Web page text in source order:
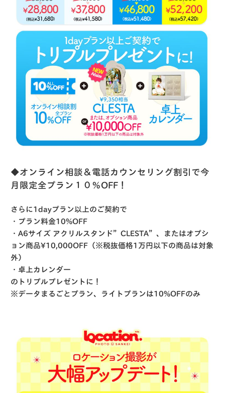
◆オンライン相談＆電話カウンセリング割引で今
月限定全プラン１０％OFF！
さらに1dayプラン以上のご契約で
・プラン料金10%OFF
・A6サイズ アクリルスタンド”CLESTA”、またはオプシ
ョン商品¥10,000OFF（※税抜価格1万円以下の商品は対象
外）
・卓上カレンダー
のトリプルプレゼントに！
※データまるごとプラン、ライトプランは10%OFFのみ